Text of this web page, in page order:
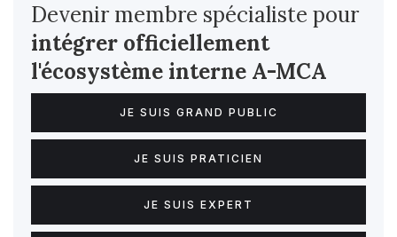
Devenir membre spécialiste pour
intégrer officiellement
l'écosystème interne A-MCA
JE SUIS GRAND PUBLIC
JE SUIS PRATICIEN
JE SUIS EXPERT